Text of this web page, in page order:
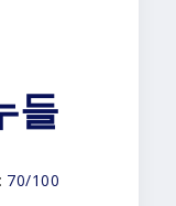
들
70/100